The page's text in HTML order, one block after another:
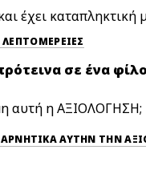
έχει
σε ένα φίλο
αυτή η ΑΞΙΟΛΟΓΗΣΗ;
ΕΠΙΣΗΜΆΝΕΤΕ ΑΡΝΗΤΙΚΆ